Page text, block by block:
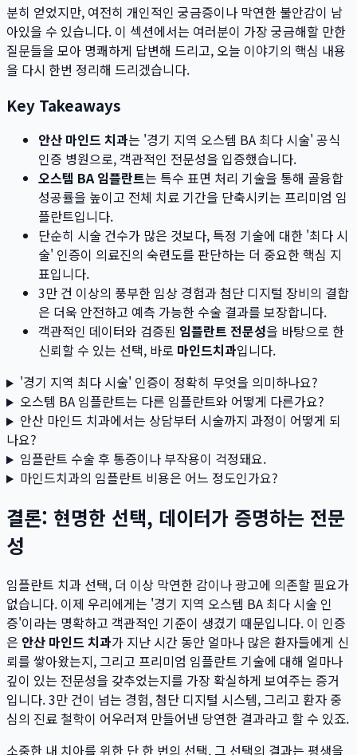
분히 얻었지만, 여전히 개인적인 궁금증이나 막연한 불안감이 남
아있을 수 있습니다. 이 섹션에서는 여러분이 가장 궁금해할 만한
질문들을 모아 명쾌하게 답변해 드리고, 오늘 이야기의 핵심 내용
을 다시 한번 정리해 드리겠습니다.
Key Takeaways
안산 마인드 치과는 '경기 지역 오스템 BA 최다 시술' 공식
인증 병원으로, 객관적인 전문성을 입증했습니다.
오스템 BA 임플란트는 특수 표면 처리 기술을 통해 골융합
성공률을 높이고 전체 치료 기간을 단축시키는 프리미엄 임
플란트입니다.
단순히 시술 건수가 많은 것보다, 특정 기술에 대한 '최다 시
술' 인증이 의료진의 숙련도를 판단하는 더 중요한 핵심 지
표입니다.
3만 건 이상의 풍부한 임상 경험과 첨단 디지털 장비의 결합
은 더욱 안전하고 예측 가능한 수술 결과를 보장합니다.
객관적인 데이터와 검증된 임플란트 전문성을 바탕으로 한
신뢰할 수 있는 선택, 바로 마인드치과입니다.
'경기 지역 최다 시술' 인증이 정확히 무엇을 의미하나요?
오스템 BA 임플란트는 다른 임플란트와 어떻게 다른가요?
안산 마인드 치과에서는 상담부터 시술까지 과정이 어떻게 되
나요?
임플란트 수술 후 통증이나 부작용이 걱정돼요.
마인드치과의 임플란트 비용은 어느 정도인가요?
결론: 현명한 선택, 데이터가 증명하는 전문
성
임플란트 치과 선택, 더 이상 막연한 감이나 광고에 의존할 필요가
없습니다. 이제 우리에게는 '경기 지역 오스템 BA 최다 시술 인
증'이라는 명확하고 객관적인 기준이 생겼기 때문입니다. 이 인증
은 안산 마인드 치과가 지난 시간 동안 얼마나 많은 환자들에게 신
뢰를 쌓아왔는지, 그리고 프리미엄 임플란트 기술에 대해 얼마나
깊이 있는 전문성을 갖추었는지를 가장 확실하게 보여주는 증거
입니다. 3만 건이 넘는 경험, 첨단 디지털 시스템, 그리고 환자 중
심의 진료 철학이 어우러져 만들어낸 당연한 결과라고 할 수 있죠.
소중한 내 치아를 위한 단 한 번의 선택, 그 선택의 결과는 평생을